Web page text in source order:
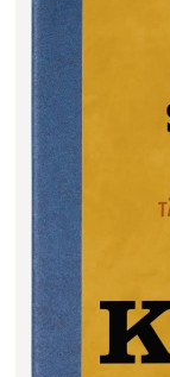
Kuglbauer -
La Toscana
Weinkellerei
Wildkraut